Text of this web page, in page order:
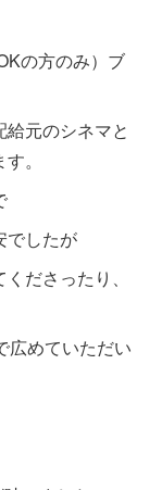
の方のみ）ブ
元のシネマと
。
でしたが
ださったり、
広めていただい